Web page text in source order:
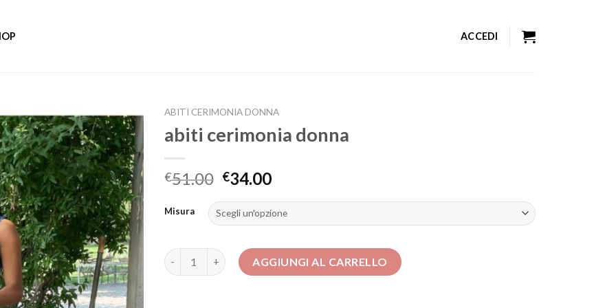
ACCEDI
ABITI CERIMONIA DONNA
abiti cerimonia donna
€51.00 €34.00
Misura
abiti cerimonia donna quantitàAGGIUNGI AL CARRELLO